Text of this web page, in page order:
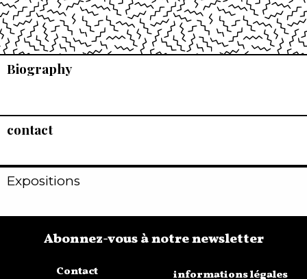
Biography
contact
Expositions
Contact
Abonnez-vous à notre newsletter
informations légales